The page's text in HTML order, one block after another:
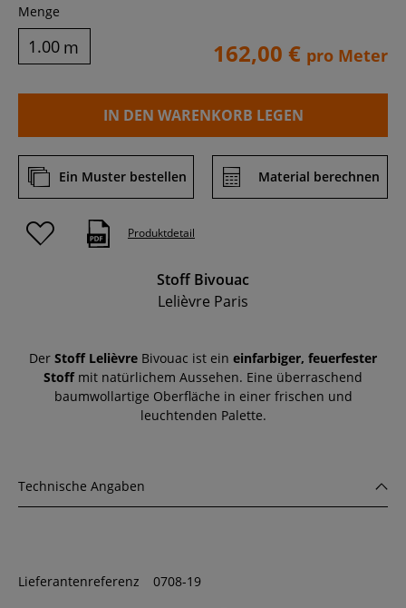
Menge
m 162,00 € pro Meter
IN DEN WARENKORB LEGEN
Ein Muster bestellen Material berechnen
Produktdetail
Stoff Bivouac
Lelièvre Paris
Der Stoff Lelièvre Bivouac ist ein einfarbiger, feuerfester
Stoffmit natürlichem Aussehen. Eine überraschend
baumwollartige Oberfläche in einer frischen und
leuchtenden Palette.
Technische Angaben
Lieferantenreferenz 0708-19